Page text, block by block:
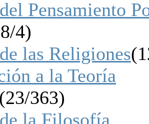
Pensamiento
4)
las Religiones
a la Teoría
(23/363)
la Filosofía